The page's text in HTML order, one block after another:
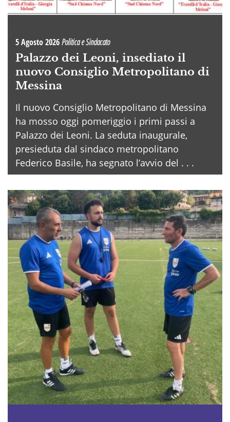
5 Agosto 2026Politica e Sindacato
Palazzo dei Leoni, insediato il
nuovo Consiglio Metropolitano di
Messina
Il nuovo Consiglio Metropolitano di Messina
ha mosso oggi pomeriggio i primi passi a
Palazzo dei Leoni. La seduta inaugurale,
presieduta dal sindaco metropolitano
Federico Basile, ha segnato l’avvio del . . .